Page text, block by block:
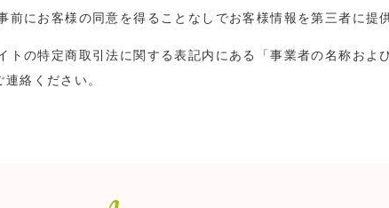
にお客様の同意を得ることなしでお客様情報を第三者に提
の特定商取引法に関する表記内にある「事業者の名称およ
絡ください。